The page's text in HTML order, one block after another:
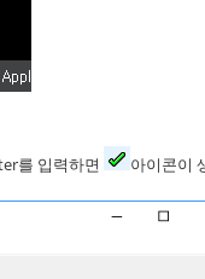
를 입력하면
아이콘이